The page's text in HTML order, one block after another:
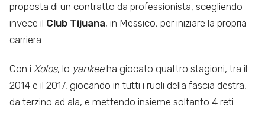
proposta di un contratto da professionista, scegliendo
invece il Club Tijuana, in Messico, per iniziare la propria
carriera.
Con i Xolos, lo yankeeha giocato quattro stagioni, tra il
2014 e il 2017, giocando in tutti i ruoli della fascia destra,
da terzino ad ala, e mettendo insieme soltanto 4 reti.